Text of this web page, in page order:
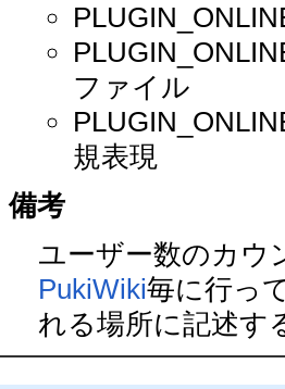
ファイル
規表現
備考
ユーザー数のカウ
PukiWiki毎に行っ
れる場所に記述す